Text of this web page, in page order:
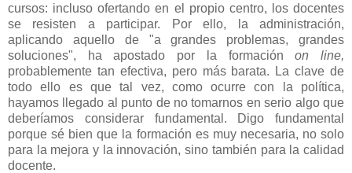
cursos: incluso ofertando en el propio centro, los docentes
se resisten a participar. Por ello, la administración,
aplicando aquello de "a grandes problemas, grandes
soluciones", ha apostado por la formaciónon line,
probablemente tan efectiva, pero más barata. La clave de
todo ello es que tal vez, como ocurre con la política,
hayamos llegado al punto de no tomarnos en serio algo que
deberíamos considerar fundamental. Digo fundamental
porque sé bien que la formación es muy necesaria, no solo
para la mejora y la innovación, sino también para la calidad
docente.